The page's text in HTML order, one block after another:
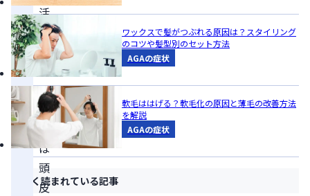
活
習
慣
の
見
直
し
は
頭
皮
ワックスで髪がつぶれる原因は？スタイリング
のコツや髪型別のセット方法
AGAの症状
軟毛ははげる？軟毛化の原因と薄毛の改善方法
を解説
AGAの症状
よく読まれている記事